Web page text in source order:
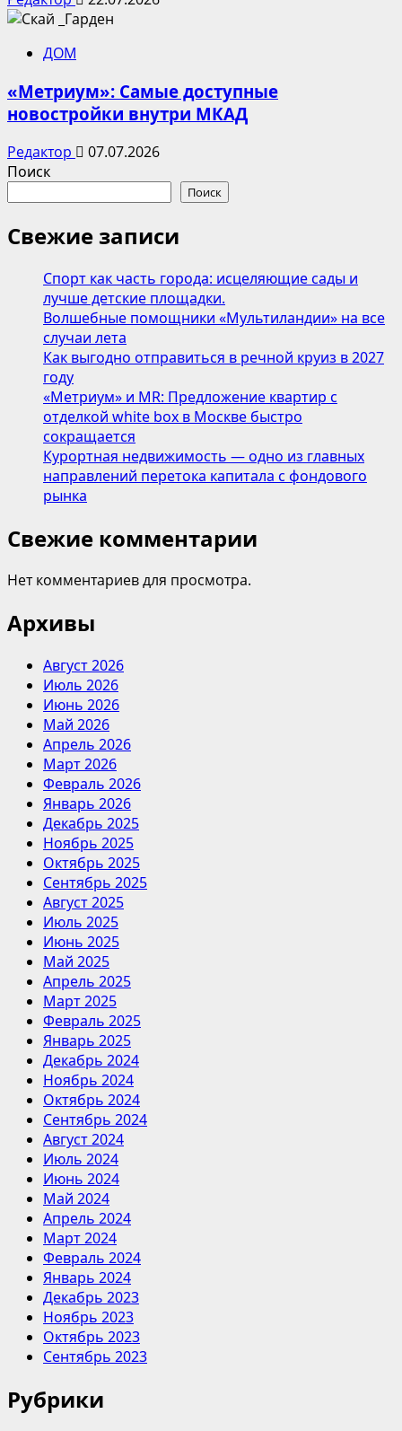
ДОМ
«Метриум»: Самые доступные
новостройки внутри МКАД
Редактор
07.07.2026
Поиск
Поиск
Свежие записи
Спорт как часть города: исцеляющие сады и
лучше детские площадки.
Волшебные помощники «Мультиландии» на все
случаи лета
Как выгодно отправиться в речной круиз в 2027
году
«Метриум» и MR: Предложение квартир с
отделкой white box в Москве быстро
сокращается
Курортная недвижимость — одно из главных
направлений перетока капитала с фондового
рынка
Свежие комментарии
Нет комментариев для просмотра.
Архивы
Август 2026
Июль 2026
Июнь 2026
Май 2026
Апрель 2026
Март 2026
Февраль 2026
Январь 2026
Декабрь 2025
Ноябрь 2025
Октябрь 2025
Сентябрь 2025
Август 2025
Июль 2025
Июнь 2025
Май 2025
Апрель 2025
Март 2025
Февраль 2025
Январь 2025
Декабрь 2024
Ноябрь 2024
Октябрь 2024
Сентябрь 2024
Август 2024
Июль 2024
Июнь 2024
Май 2024
Апрель 2024
Март 2024
Февраль 2024
Январь 2024
Декабрь 2023
Ноябрь 2023
Октябрь 2023
Сентябрь 2023
Рубрики